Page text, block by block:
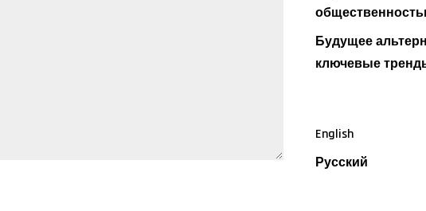
Будущее
ключевые
English
Русский